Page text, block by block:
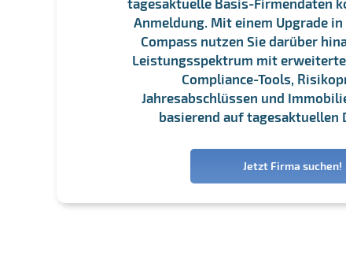
tagesaktuelle Basis-Firmendaten
Anmeldung. Mit einem Upgrade
Compass nutzen Sie darüber
Leistungsspektrum mit
Compliance-Tools,
Jahresabschlüssen und
basierend auf tagesaktuellen
Jetzt Firma suchen!